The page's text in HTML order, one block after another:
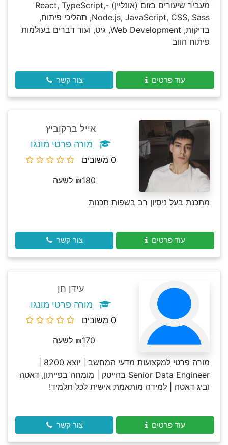
מעביר שיעורים בזום (אונליין) -React, TypeScript,
Node.js, JavaScript, CSS, Sass, תהליכי פיתוח,
בדיקות, Web Development, גיט, ועוד דברים בעולמות
פיתוח הווב
עוד פרטים צור קשר
אייל ברקוביץ
מורה פרטי מונגו
0 משובים
₪180 לשעה
מתכנת בעל ניסיון רב בשפות תכנות
עוד פרטים צור קשר
עידן חן
מורה פרטי מונגו
0 משובים
₪170 לשעה
Senior Data Engineer בהייטק | מומחה בפייתון, דאטה
וביג דאטה | למידה מותאמת אישית לכל תלמיד!
עוד פרטים צור קשר